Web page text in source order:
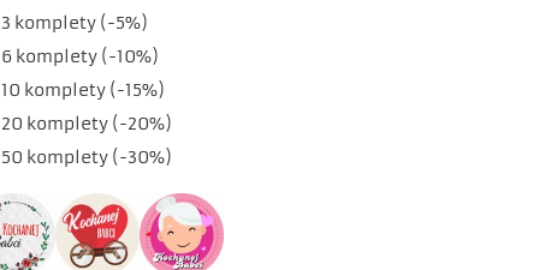
3 komplety (-5%)
6 komplety (-10%)
10 komplety (-15%)
20 komplety (-20%)
50 komplety (-30%)